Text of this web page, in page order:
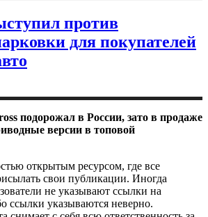
против
для покупателей
подорожал в России, зато в продаже
версии в топовой
открытым ресурсом, где все
свои публикации. Иногда
не указывают ссылки на
ссылки указываются неверно.